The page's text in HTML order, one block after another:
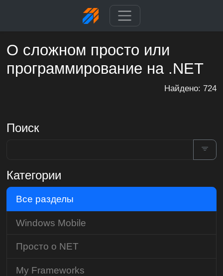
О сложном просто или
программирование на .NET
Найдено: 724
Поиск
Категории
Все разделы
Windows Mobile
Просто о NET
My Frameworks